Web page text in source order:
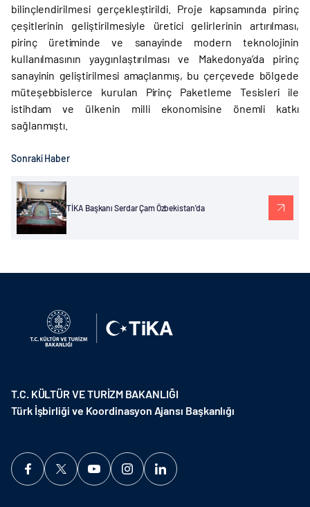
bilinçlendirilmesi gerçekleştirildi. Proje kapsamında pirinç
çeşitlerinin geliştirilmesiyle üretici gelirlerinin artırılması,
pirinç üretiminde ve sanayinde modern teknolojinin
kullanılmasının yaygınlaştırılması ve Makedonya’da pirinç
sanayinin geliştirilmesi amaçlanmış, bu çerçevede bölgede
müteşebbislerce kurulan Pirinç Paketleme Tesisleri ile
istihdam ve ülkenin milli ekonomisine önemli katkı
sağlanmıştı.
Sonraki Haber
TİKA Başkanı Serdar Çam Özbekistan'da
T.C. KÜLTÜR VE TURİZM BAKANLIĞI
Türk İşbirliği ve Koordinasyon Ajansı Başkanlığı